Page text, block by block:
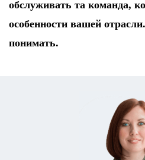
обслуживать та команда,
особенности вашей
понимать.